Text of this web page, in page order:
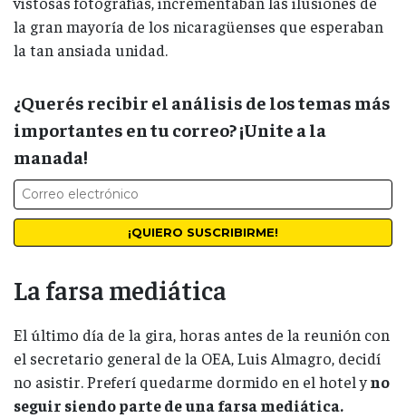
la gran mayoría de los nicaragüenses que esperaban
la tan ansiada unidad.
¿Querés recibir el análisis de los temas más
importantes en tu correo? ¡Unite a la
manada!
La farsa mediática
El último día de la gira, horas antes de la reunión con
el secretario general de la OEA, Luis Almagro, decidí
no asistir. Preferí quedarme dormido en el hotel yno
seguir siendo parte de una farsa mediática.